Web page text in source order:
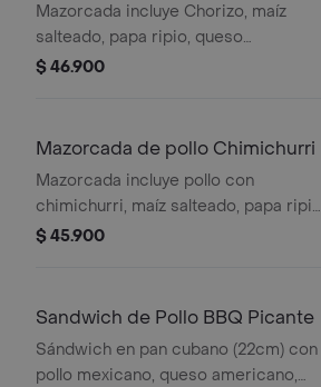
Mazorcada incluye Chorizo, maíz
salteado, papa ripio, queso
mozzarella, lechuga batavia y emulsión
$ 46.900
Mazorcada de pollo Chimichurri
Mazorcada incluye pollo con
chimichurri, maíz salteado, papa ripio,
queso mozzarella, lechuga batavia y
$ 45.900
Sandwich de Pollo BBQ Picante
Sándwich en pan cubano (22cm) con
pollo mexicano, queso americano,